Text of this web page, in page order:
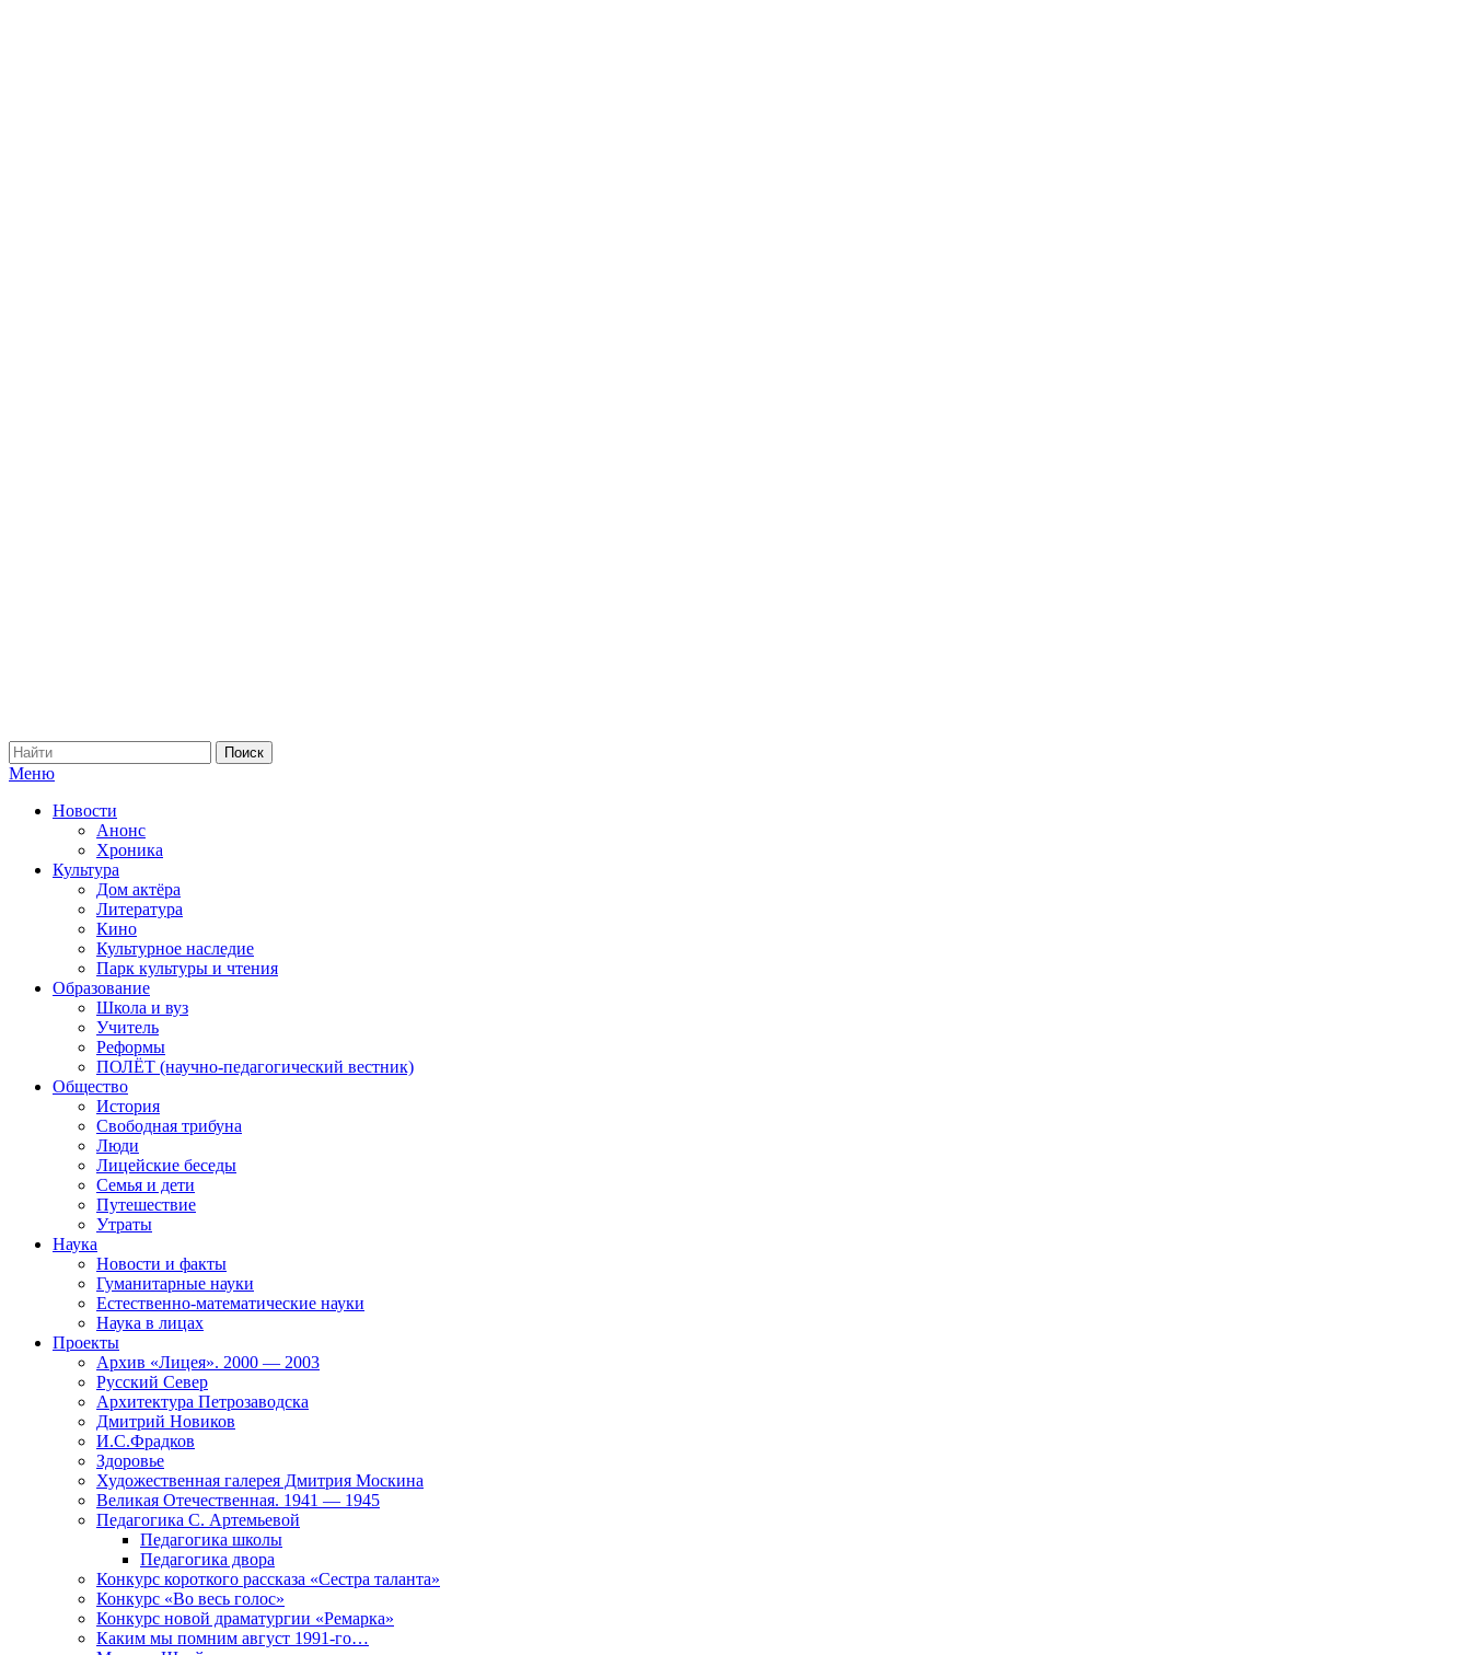
Меню
Новости
Анонс
Хроника
Культура
Дом актёра
Литература
Кино
Культурное наследие
Парк культуры и чтения
Образование
Школа и вуз
Учитель
Реформы
ПОЛЁТ (научно-педагогический вестник)
Общество
История
Свободная трибуна
Люди
Лицейские беседы
Семья и дети
Путешествие
Утраты
Наука
Новости и факты
Гуманитарные науки
Естественно-математические науки
Наука в лицах
Проекты
Архив «Лицея». 2000 — 2003
Русский Север
Архитектура Петрозаводска
Дмитрий Новиков
И.С.Фрадков
Здоровье
Художественная галерея Дмитрия Москина
Великая Отечественная. 1941 — 1945
Педагогика С. Артемьевой
Педагогика школы
Педагогика двора
Конкурс короткого рассказа «Сестра таланта»
Конкурс «Во весь голос»
Конкурс новой драматургии «Ремарка»
Каким мы помним август 1991-го…